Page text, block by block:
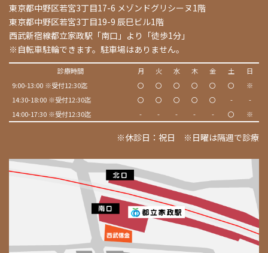
東京都中野区若宮3丁目17-6 メゾンドグリシーヌ1階
東京都中野区若宮3丁目19-9 辰巳ビル1階
西武新宿線都立家政駅「南口」より「徒歩1分」
※自転車駐輪できます。駐車場はありません。
診療時間 月 火 水 木 金 土
日
9:00-13:00 ※受付12:30迄
〇 〇 〇 〇 〇 〇
※
14:30-18:00 ※受付12:30迄
〇 〇 〇 〇 〇 -
-
14:00-17:30 ※受付12:30迄
- - - - - 〇 ※
※休診日：祝日 ※日曜は隔週で診療